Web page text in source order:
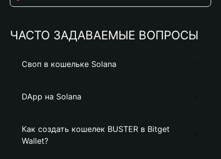
ЧАСТО ЗАДАВАЕМЫЕ ВОПРОСЫ
Своп в кошельке Solana
DApp на Solana
Как создать кошелек BUSTER в Bitget
Wallet?